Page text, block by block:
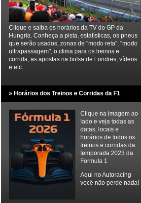
Clique e saiba os horários da TV do GP da
Hungria. Conheça a pista, estatísticas, os pneus
que serão usados, zonas de "modo reta", "modo
ultrapassagem", o clima para os treinos e
corrida, as apostas na bolsa de Londres, vídeos
e etc.
» Horários dos Treinos e Corridas da F1
Clique na imagem ao
lado e veja todas as
datas, locais e
horários de todos os
treinos e corridas da
temporada 2023 da
Formula 1
Aqui no Autoracing
você não perde nada!